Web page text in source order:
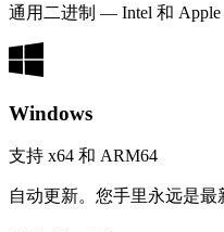
通用二进制 — Intel 和 Apple
Windows
支持 x64 和 ARM64
自动更新。您手里永远是最